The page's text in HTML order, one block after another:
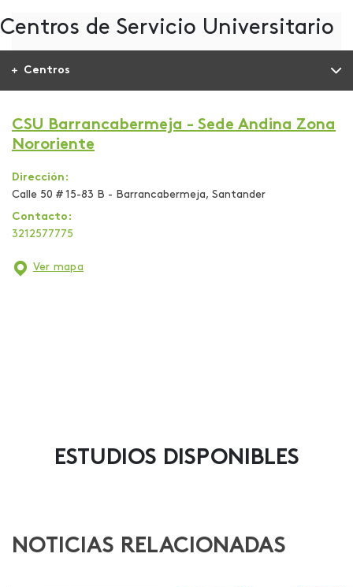
Centros de Servicio Universitario
Centros
CSU Barrancabermeja - Sede Andina Zona
Nororiente
Dirección:
Calle 50 # 15-83 B - Barrancabermeja, Santander
Contacto:
3212577775
Ver mapa
ESTUDIOS DISPONIBLES
NOTICIAS RELACIONADAS